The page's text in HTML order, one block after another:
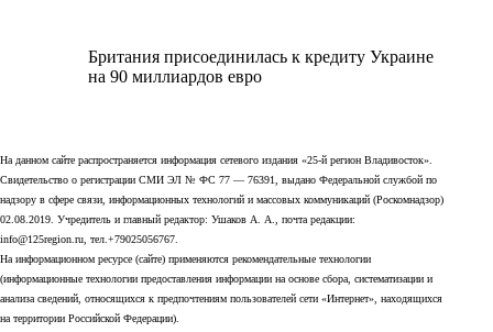
Британия присоединилась к кредиту Украине
на 90 миллиардов евро
На данном сайте распространяется информация сетевого издания «25-й регион Владивосток».
Свидетельство о регистрации СМИ ЭЛ № ФС 77 — 76391, выдано Федеральной службой по
надзору в сфере связи, информационных технологий и массовых коммуникаций (Роскомнадзор)
02.08.2019. Учредитель и главный редактор: Ушаков А. А., почта редакции:
info@125region.ru, тел.+79025056767.
На информационном ресурсе (сайте) применяются рекомендательные технологии
(информационные технологии предоставления информации на основе сбора, систематизации и
анализа сведений, относящихся к предпочтениям пользователей сети «Интернет», находящихся
на территории Российской Федерации).